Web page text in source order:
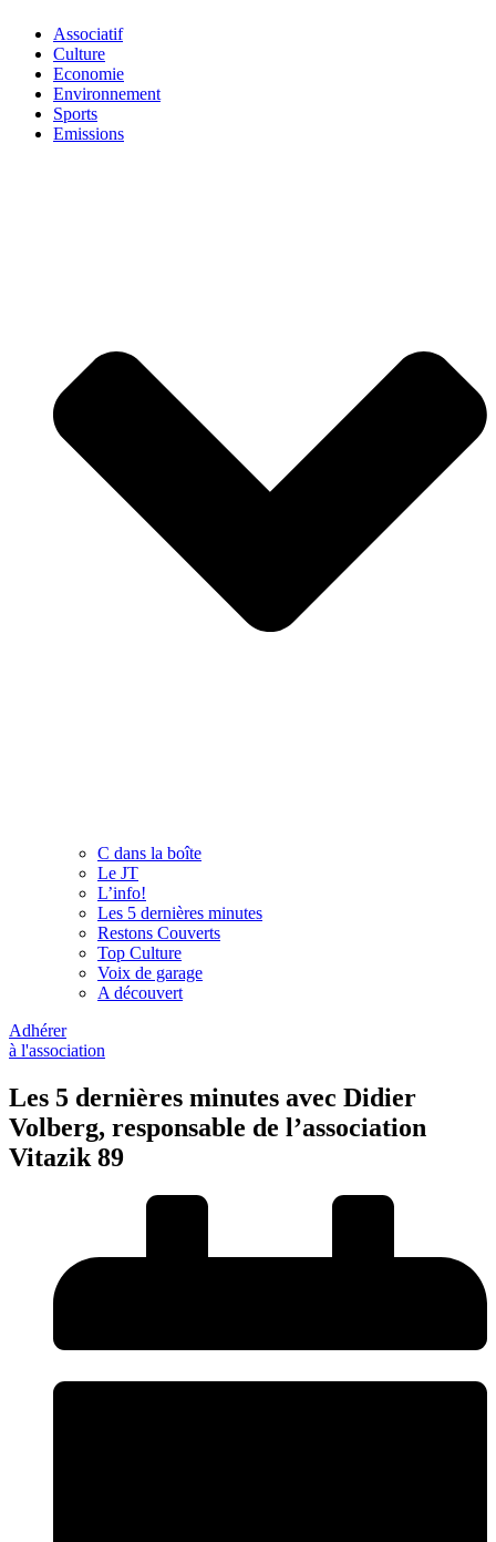
Associatif
Culture
Economie
Environnement
Sports
Emissions
C dans la boîte
Le JT
L’info!
Les 5 dernières minutes
Restons Couverts
Top Culture
Voix de garage
A découvert
Adhérer
à l'association
Les 5 dernières minutes avec Didier
Volberg, responsable de l’association
Vitazik 89